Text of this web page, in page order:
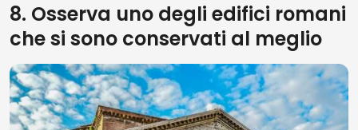
8. Osserva uno degli edifici romani
che si sono conservati al meglio